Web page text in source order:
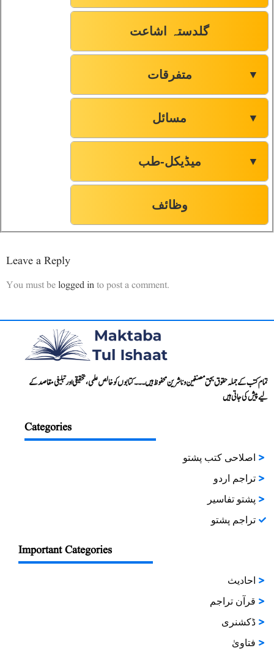
گلدستہ اشاعت
متفرقات ▼
مسائل ▼
میڈیکل-طب ▼
وظائف
Leave a Reply
You must belogged into post a comment.
تمام کتب کے جملہ حقوق بحق مصنفین و ناشرین محفوظ ہیں۔۔۔ کتابوں کو خالص علمی، تحقیقی اور تبلیغی مقاصد کے
لیے پیش کی جاتی ہیں
Categories
اصلاحی کتب پشتو
تراجم اردو
پشتو تفاسیر
تراجم پشتو
Important Categories
احادیث
قرآن تراجم
ڈکشنری
فتاویٰ